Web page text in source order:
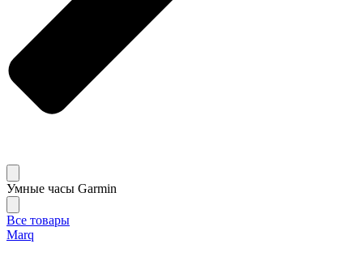
Умные часы Garmin
Все товары
Marq